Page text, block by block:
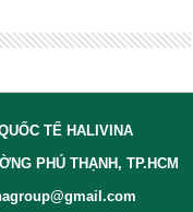
TẾ HALIVINA
PHÚ THẠNH, TP.HCM